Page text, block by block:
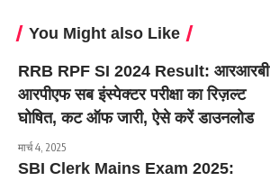
You Might also Like
RRB RPF SI 2024 Result: आरआरबी
आरपीएफ सब इंस्पेक्टर परीक्षा का रिज़ल्ट
घोषित, कट ऑफ जारी, ऐसे करें डाउनलोड
मार्च 4, 2025
SBI Clerk Mains Exam 2025: